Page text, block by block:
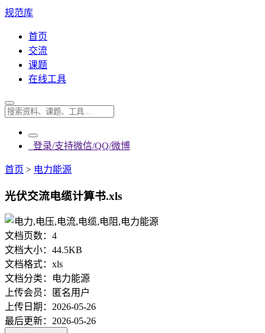
规范库
首页
交流
课题
在线工具
登录/支持微信/QQ/微博
首页 > 电力能源
光伏交流电缆计算书.xls
文档页数： 4
文档大小： 44.5KB
文档格式： xls
文档分类：
电力能源
上传会员：
匿名用户
上传日期： 2026-05-26
最后更新： 2026-05-26